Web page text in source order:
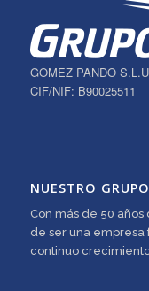
GOMEZ PANDO S.L.U
CIF/NIF: B90025511
NUESTRO GRUPO
Con más de 50 años
de ser una empresa
continuo